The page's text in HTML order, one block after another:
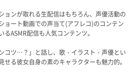
ョンが取れる生配信はもちろん、声優活動の
ョート動画での声当て(アフレコ)のコンテン
ASMR配信も人気コンテンツ。
コツ…？」と話し、歌・イラスト・声優とい
せる彼女自身の素のキャラクターも魅力的。